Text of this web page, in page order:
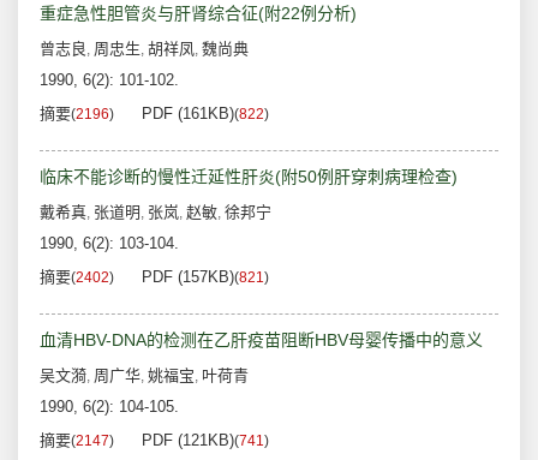
重症急性胆管炎与肝肾综合征(附22例分析)
曾志良, 周忠生, 胡祥凤, 魏尚典
1990, 6(2): 101-102.
摘要(2196) PDF (161KB)(822)
临床不能诊断的慢性迁延性肝炎(附50例肝穿刺病理检查)
戴希真, 张道明 , 张岚, 赵敏, 徐邦宁
1990, 6(2): 103-104.
摘要(2402) PDF (157KB)(821)
血清HBV-DNA的检测在乙肝疫苗阻断HBV母婴传播中的意义
吴文漪, 周广华, 姚福宝, 叶荷青
1990, 6(2): 104-105.
摘要(2147) PDF (121KB)(741)